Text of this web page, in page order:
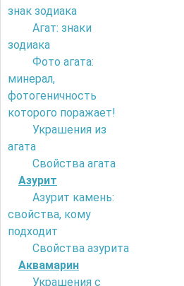
знак зодиака
Агат: знаки
зодиака
Фото агата:
минерал,
фотогеничность
которого поражает!
Украшения из
агата
Свойства агата
Азурит
Азурит камень:
свойства, кому
подходит
Свойства азурита
Аквамарин
Украшения с